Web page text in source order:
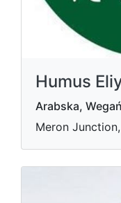
Humus
Arabska,
Meron